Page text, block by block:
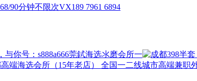
90分钟不限次VX189 7961 6894
莞鉽海选氺磨会所一